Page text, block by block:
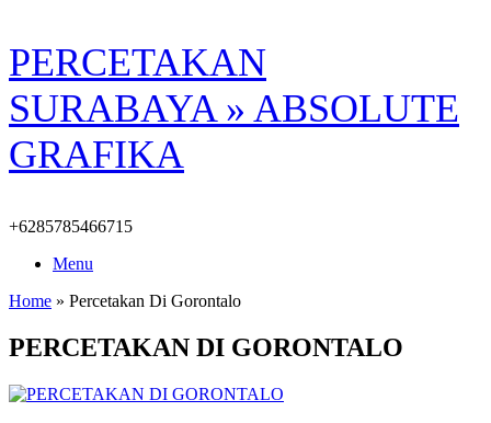
Skip
to
content
PERCETAKAN
SURABAYA » ABSOLUTE
GRAFIKA
+6285785466715
Menu
Home » Percetakan Di Gorontalo
PERCETAKAN DI GORONTALO